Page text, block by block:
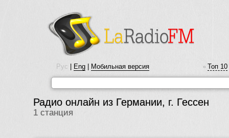
Рус Eng Мобильная версия
Радио онлайн из Германии, г. Гессен
1 станция
• Топ 10